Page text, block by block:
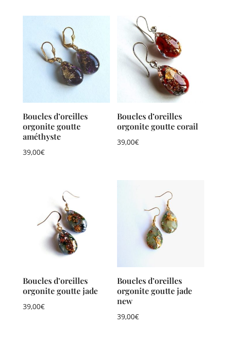
Boucles d’oreilles
orgonite goutte
améthyste
39,00€
Boucles d’oreilles
orgonite goutte corail
39,00€
Boucles d’oreilles
orgonite goutte jade
39,00€
Boucles d’oreilles
orgonite goutte jade
new
39,00€